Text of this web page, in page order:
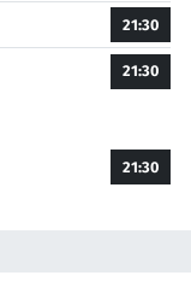
21:30
21:30
21:30